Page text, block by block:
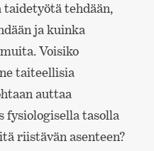
taidetyötä tehdään,
ja kuinka
Voisiko
taiteellisia
auttaa
fysiologisella tasolla
riistävän asenteen?